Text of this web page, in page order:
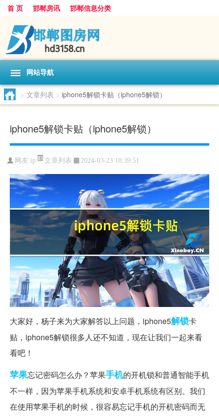
首 页 邯郸房讯 邯郸信息分类
网站导航
> 文章列表 > iphone5解锁卡贴（iphone5解锁）
iphone5解锁卡贴（iphone5解锁）
网友:ip 文章列表 2024-03-23 18:39:51
大家好，杨子来为大家解答以上问题，iphone5解锁卡
贴，iphone5解锁很多人还不知道，现在让我们一起来看
看吧！
苹果忘记密码怎么办？苹果手机的开机锁和普通智能手机
不一样，因为苹果手机系统和安卓手机系统有区别。我们
在使用苹果手机的时候，很容易忘记手机的开机密码而无